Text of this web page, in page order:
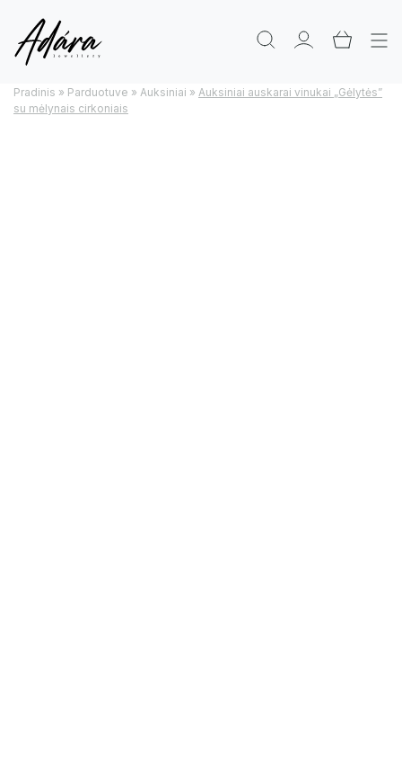
Pradinis » Parduotuve » Auksiniai » Auksiniai auskarai vinukai „Gėlytės”
su mėlynais cirkoniais